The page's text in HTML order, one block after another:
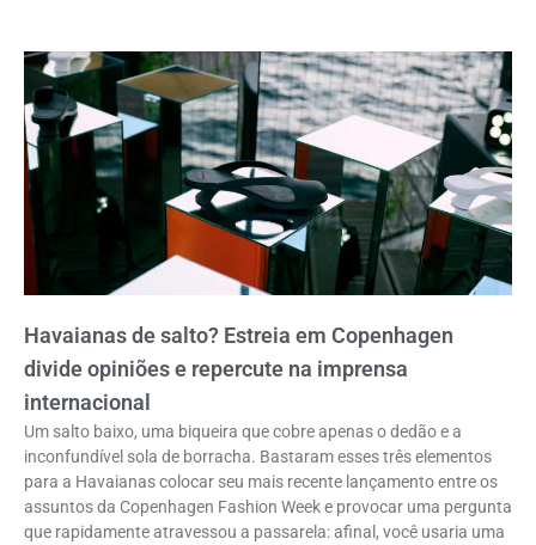
Havaianas de salto? Estreia em Copenhagen
divide opiniões e repercute na imprensa
internacional
Um salto baixo, uma biqueira que cobre apenas o dedão e a
inconfundível sola de borracha. Bastaram esses três elementos
para a Havaianas colocar seu mais recente lançamento entre os
assuntos da Copenhagen Fashion Week e provocar uma pergunta
que rapidamente atravessou a passarela: afinal, você usaria uma